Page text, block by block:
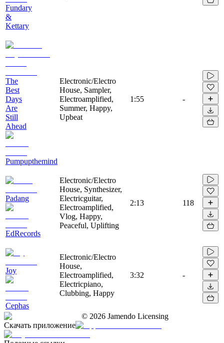
Fundary
&
Kettary
The
Best
Days
Are
Still
Ahead
Pumpupthemind
Electronic/Electro
House, Sampler,
Electroamplified,
Summer, Happy,
Upbeat
1:55 -
Padang
EdRecords
Electronic/Electro
House, Synthesizer,
Electricguitar,
Electroamplified,
Vlog, Happy,
Peaceful, Uplifting
2:13 118
Joy
Cephas
Electronic/Electro
House,
Electroamplified,
Electricpiano,
Clubbing, Happy
3:32 -
© 2026 Jamendo Licensing
Скачать приложение